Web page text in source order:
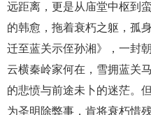
远距离，更是从庙堂中枢到
的韩愈，拖着衰朽之躯，孤
迁至蓝关示侄孙湘》，一封
云横秦岭家何在，雪拥蓝关
的悲愤与前途未卜的迷茫。
为圣明除弊事，肯将衰朽惜